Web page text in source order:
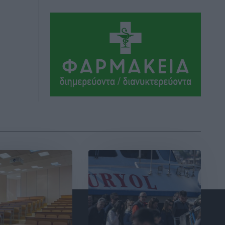
Συνελήφθη 37χρονη στη Ρόδο γιατί
είχε αφήσει τα τρία ανήλικα παιδιά της
χωρίς επιτήρηση
Τοπικές Ειδήσεις πριν 11 ώρες
Σταυρός Καλυθιών: Απέκτησε την
Το Yucatan Show έρχεται στη Ρόδο με
τον Frankie Lluc
Πολιτιστικά • πριν 12 ώρες
Σι Τζέι Χάρις: «Να πανηγυρίσουμε
πολλές νίκες μαζί»